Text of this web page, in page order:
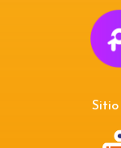
Sitio